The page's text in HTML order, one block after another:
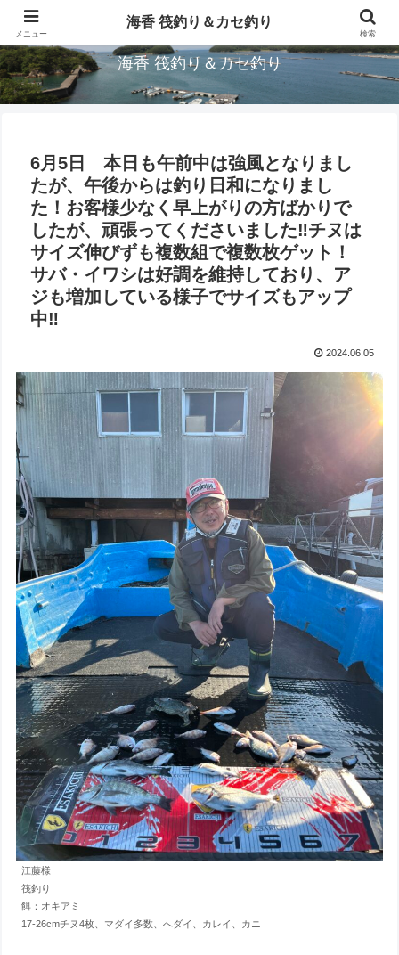
三重県鳥羽市/浦村(うらむら)筏釣り＆カセ釣り海香です。
海香 筏釣り＆カセ釣り
6月5日 本日も午前中は強風となりまし
たが、午後からは釣り日和になりまし
た！お客様少なく早上がりの方ばかりで
したが、頑張ってくださいました‼︎チヌは
サイズ伸びずも複数組で複数枚ゲット！
サバ・イワシは好調を維持しており、ア
ジも増加している様子でサイズもアップ
中‼︎
2024.06.05
江藤様
筏釣り
餌：オキアミ
17-26cmチヌ4枚、マダイ多数、へダイ、カレイ、カニ
メニュー
海香 筏釣り＆カセ釣り
検索